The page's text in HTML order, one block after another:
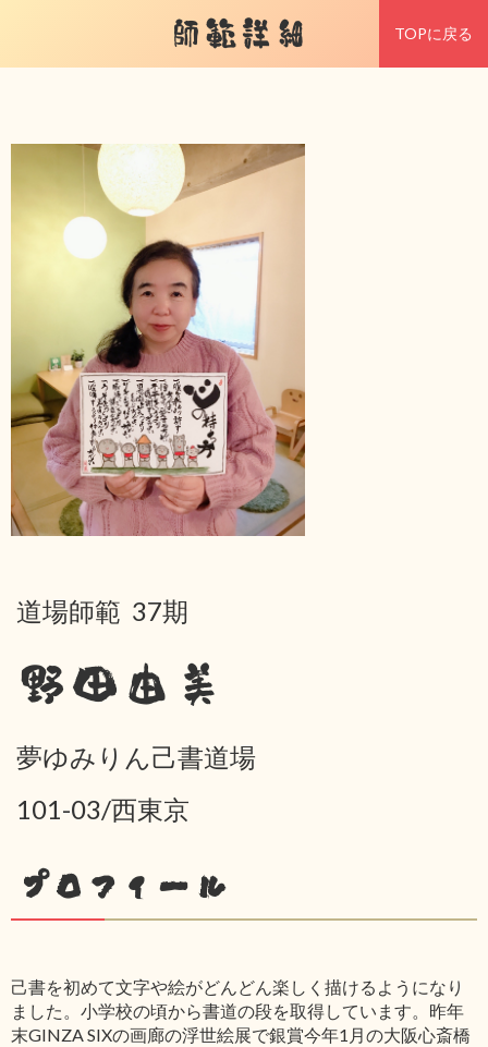
師範詳細 TOPに戻る
道場師範 37期
野田由美
夢ゆみりん己書道場
101-03/西東京
プロフィール
己書を初めて文字や絵がどんどん楽しく描けるようになり
ました。小学校の頃から書道の段を取得しています。昨年
末GINZA SIXの画廊の浮世絵展で銀賞今年1月の大阪心斎橋